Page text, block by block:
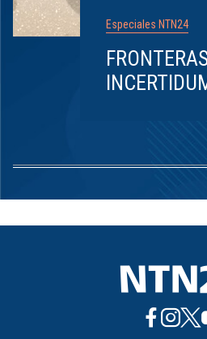
Especiales NTN24
1
8